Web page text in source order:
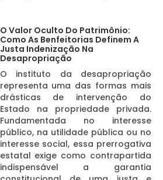
O Valor Oculto Do Patrimônio:
Como As Benfeitorias Definem A
Justa Indenização Na
Desapropriação
O instituto da desapropriação
representa uma das formas mais
drásticas de intervenção do
Estado na propriedade privada.
Fundamentada no interesse
público, na utilidade pública ou no
interesse social, essa prerrogativa
estatal exige como contrapartida
indispensável a garantia